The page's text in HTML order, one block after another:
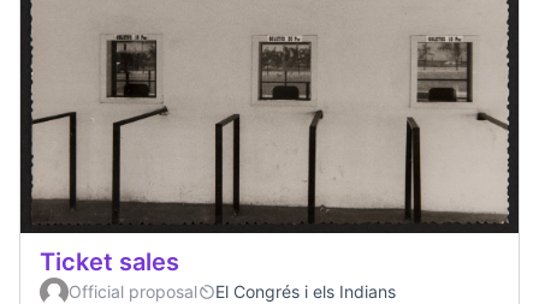
Ticket sales
Official proposal
El Congrés i els Indians